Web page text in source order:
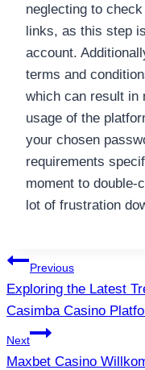
neglecting to
links, as this step
account.
terms and
which can result in
usage of the
your chosen
requirements
moment to double-
lot of frustration
แนะแนว
เรื่อง
Previous
Exploring the Latest
Casimba Casino
Next
Maxbet Casino